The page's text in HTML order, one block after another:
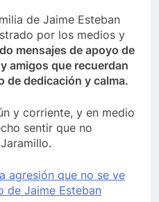
de Jaime Esteban
por los medios y
mensajes de apoyo de
amigos que recuerdan
de dedicación y calma.
y corriente, y en medio
sentir que no
agresión que no se ve
de Jaime Esteban